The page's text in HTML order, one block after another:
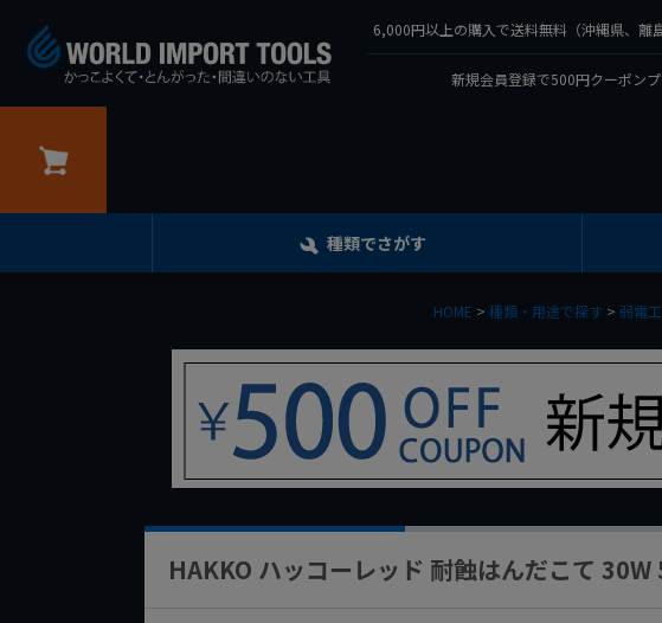
6,000円以上の購入で送料無料（沖縄県、離
新規会員登録で500円クーポン
種類でさがす
HOME 種類・用途で探す 弱電
HAKKO ハッコーレッド 耐蝕はんだこて